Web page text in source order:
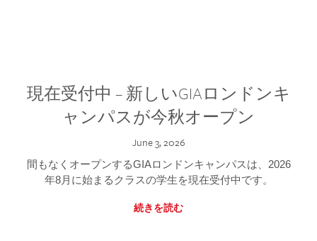
現在受付中 – 新しいGIAロンドンキ
ャンパスが今秋オープン
June 3, 2026
間もなくオープンするGIAロンドンキャンパスは、2026
年8月に始まるクラスの学生を現在受付中です。
続きを読む